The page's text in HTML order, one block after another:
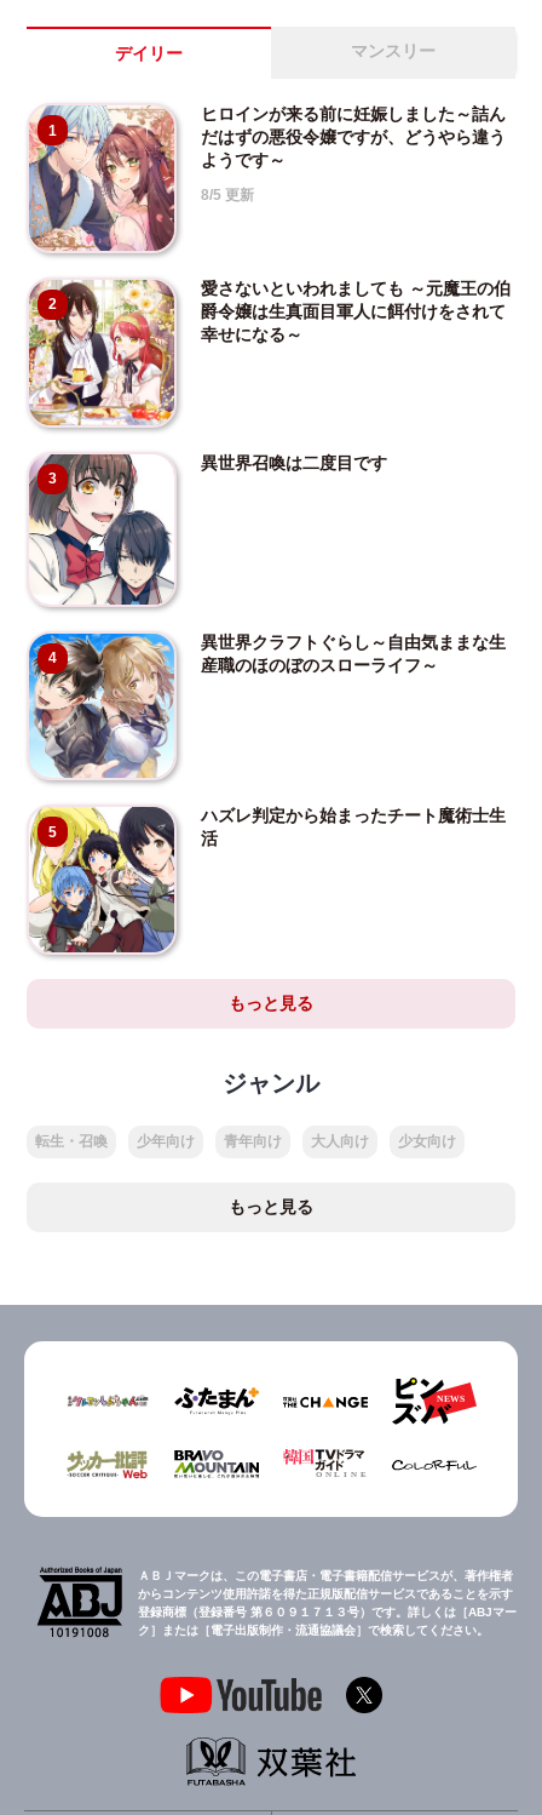
デイリー マンスリー
1
ヒロインが来る前に妊娠しました～詰ん
だはずの悪役令嬢ですが、どうやら違う
ようです～
8/5 更新
2
愛さないといわれましても ～元魔王の伯
爵令嬢は生真面目軍人に餌付けをされて
幸せになる～
3
異世界召喚は二度目です
4
異世界クラフトぐらし～自由気ままな生
産職のほのぼのスローライフ～
5
ハズレ判定から始まったチート魔術士生
活
もっと見る
ジャンル
転生・召喚 少年向け 青年向け 大人向け 少女向け
もっと見る
ＡＢＪマークは、この電子書店・電子書籍配信サービスが、著作権者
からコンテンツ使用許諾を得た正規版配信サービスであることを示す
登録商標（登録番号 第６０９１７１３号）です。詳しくは［ABJマー
ク］または［電子出版制作・流通協議会］で検索してください。